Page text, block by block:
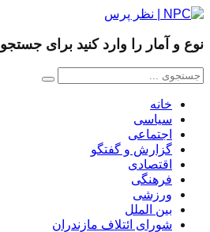
نوع و آمار را وارد کنید برای جستجو
خانه
سیاسی
اجتماعی
گزارش و گفتگو
اقتصادی
فرهنگی
ورزشی
بین الملل
شورای ائتلاف مازندران